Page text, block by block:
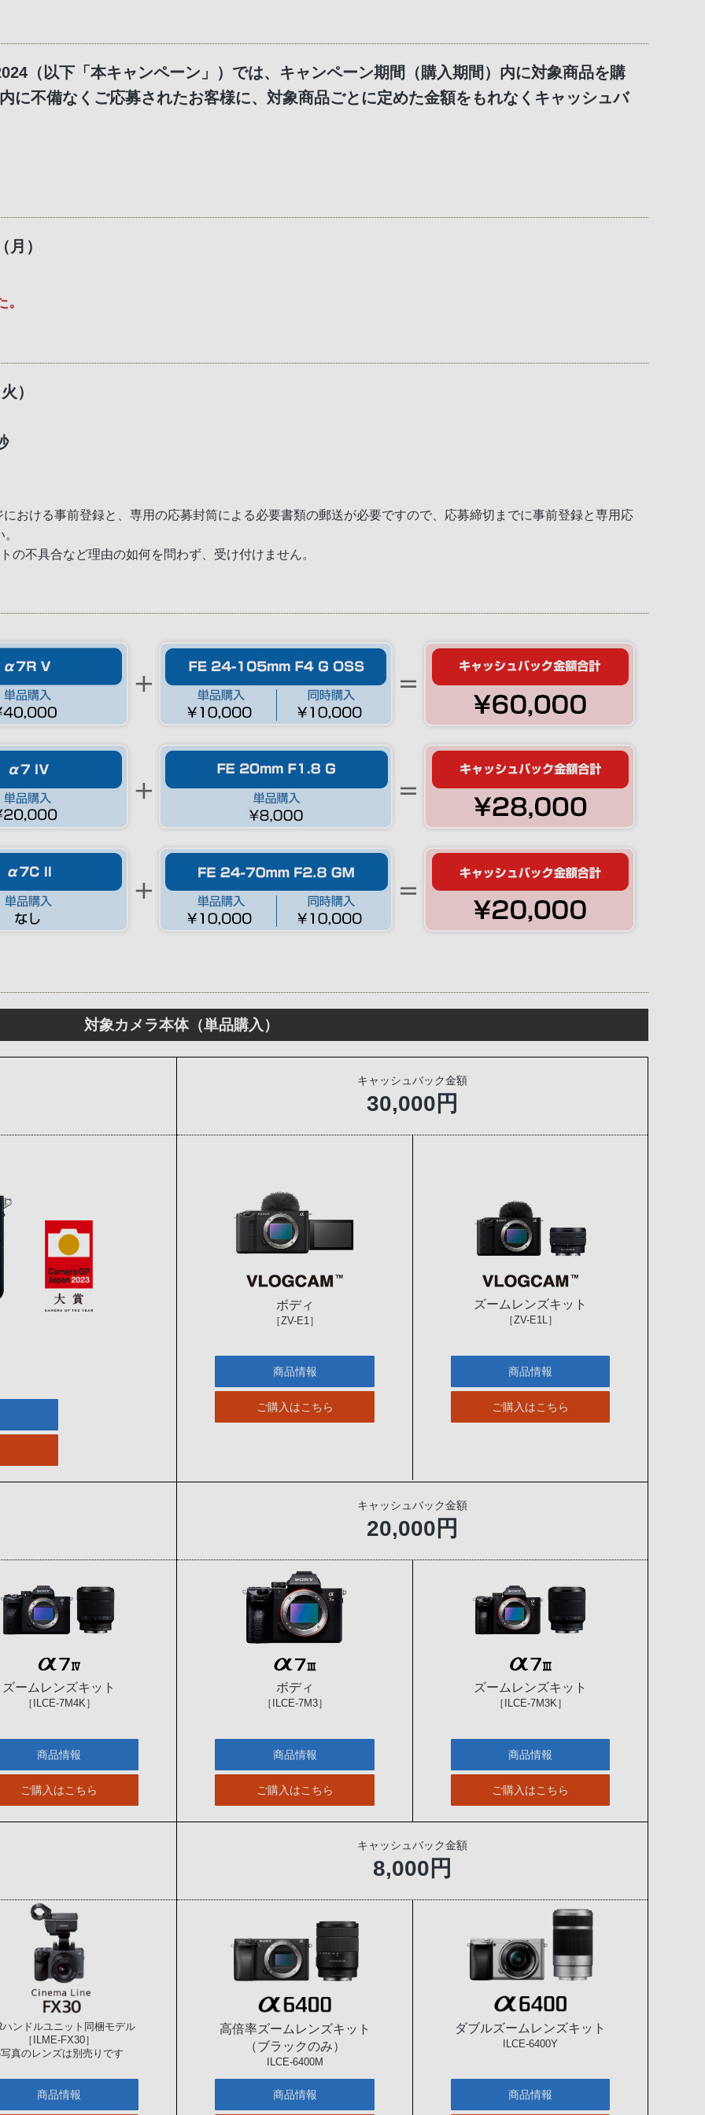
（以下「本キャンペーン」）では、キャンペーン期間（購入期間）内に対象商品を購
に不備なくご応募されたお客様に、対象商品ごとに定めた金額をもれなくキャッシュバ
）
）
おける事前登録と、専用の応募封筒による必要書類の郵送が必要ですので、応募締切までに事前登録と専用応
の不具合など理由の如何を問わず、受け付けません。
対象カメラ本体（単品購入）
キャッシュバック金額
30,000円
ボディ
［ZV-E1］
商品情報
ご購入はこちら
ズームレンズキット
［ZV-E1L］
商品情報
ご購入はこちら
ズームレンズキット
［ILCE-7M4K］
商品情報
ご購入はこちら
キャッシュバック金額
20,000円
ボディ
［ILCE-7M3］
商品情報
ご購入はこちら
ズームレンズキット
［ILCE-7M3K］
商品情報
ご購入はこちら
ハンドルユニット同梱モデル
［ILME-FX30］
真のレンズは別売りです
商品情報
キャッシュバック金額
8,000円
高倍率ズームレンズキット
（ブラックのみ）
ILCE-6400M
商品情報
ダブルズームレンズキット
ILCE-6400Y
商品情報